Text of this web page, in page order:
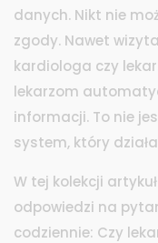
danych. Nikt nie
zgody. Nawet
kardiologa czy
lekarzom
informacji. To nie
system, który
W tej kolekcji
odpowiedzi na
codziennie: Czy